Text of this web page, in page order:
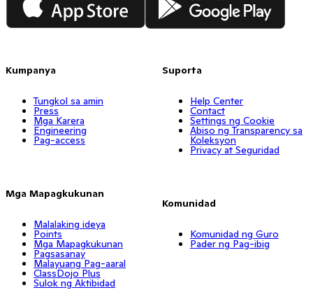
Kumpanya
Tungkol sa amin
Press
Mga Karera
Engineering
Pag-access
Mga Mapagkukunan
Malalaking ideya
Points
Mga Mapagkukunan
Pagsasanay
Malayuang Pag-aaral
ClassDojo Plus
Sulok ng Aktibidad
Suporta
Help Center
Contact
Settings ng Cookie
Abiso ng Transparency sa
Koleksyon
Privacy at Seguridad
Komunidad
Komunidad ng Guro
Pader ng Pag-ibig